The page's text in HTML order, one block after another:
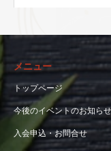
メニュー
トップページ
今後のイベントのお知らせ
入会申込・お問合せ